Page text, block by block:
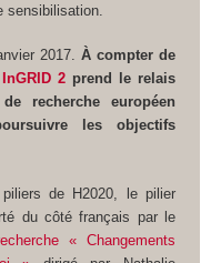
2017.À compter de
InGRID 2prend le relais
recherche européen
les objectifs
de H2020, le pilier
du côté français par le
« Changements